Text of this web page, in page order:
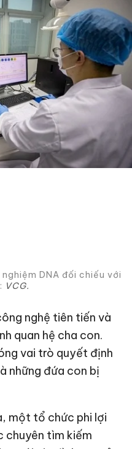
DNA đối chiếu với
VCG.
nghệ tiên tiến và
quan hệ cha con.
vai trò quyết định
những đứa con bị
một tổ chức phi lợi
chuyên tìm kiếm